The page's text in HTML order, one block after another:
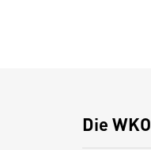
Die WKO